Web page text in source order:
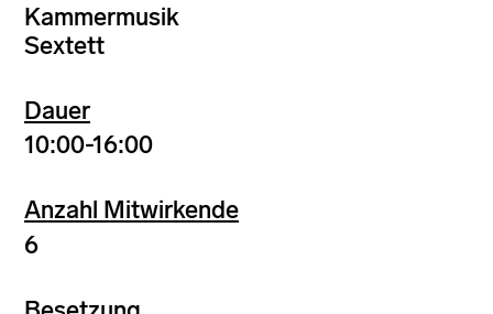
Kammermusik
Sextett
Dauer
10:00-16:00
Anzahl Mitwirkende
6